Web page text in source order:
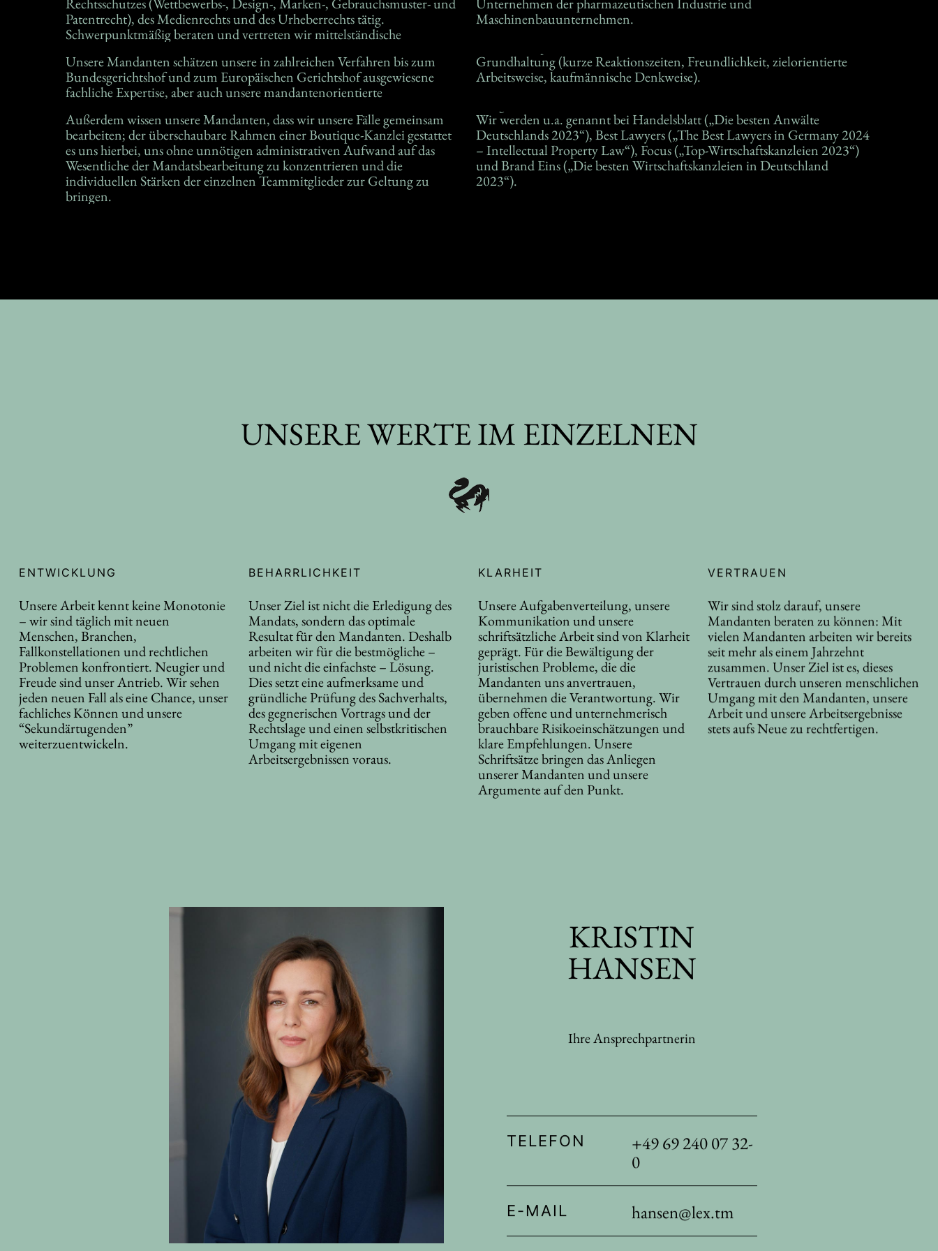
Patentrecht), des Medienrechts und des Urheberrechts tätig.
Schwerpunktmäßig beraten und vertreten wir mittelständische
Maschinenbauunternehmen.
Unsere Mandanten schätzen unsere in zahlreichen Verfahren bis zum
Bundesgerichtshof und zum Europäischen Gerichtshof ausgewiesene
fachliche Expertise, aber auch unsere mandantenorientierte
Grundhaltung (kurze Reaktionszeiten, Freundlichkeit, zielorientierte
Arbeitsweise, kaufmännische Denkweise).
Außerdem wissen unsere Mandanten, dass wir unsere Fälle gemeinsam
bearbeiten; der überschaubare Rahmen einer Boutique-Kanzlei gestattet
es uns hierbei, uns ohne unnötigen administrativen Aufwand auf das
Wesentliche der Mandatsbearbeitung zu konzentrieren und die
individuellen Stärken der einzelnen Teammitglieder zur Geltung zu
bringen.
Wir werden u.a. genannt bei Handelsblatt („Die besten Anwälte
Deutschlands 2023“), Best Lawyers („The Best Lawyers in Germany 2024
– Intellectual Property Law“), Focus („Top-Wirtschaftskanzleien 2023“)
und Brand Eins („Die besten Wirtschaftskanzleien in Deutschland
2023“).
UNSERE WERTE IM EINZELNEN
ENTWICKLUNG
Unsere Arbeit kennt keine Monotonie
– wir sind täglich mit neuen
Menschen, Branchen,
Fallkonstellationen und rechtlichen
Problemen konfrontiert. Neugier und
Freude sind unser Antrieb. Wir sehen
jeden neuen Fall als eine Chance, unser
fachliches Können und unsere
“Sekundärtugenden”
weiterzuentwickeln.
BEHARRLICHKEIT
Unser Ziel ist nicht die Erledigung des
Mandats, sondern das optimale
Resultat für den Mandanten. Deshalb
arbeiten wir für die bestmögliche –
und nicht die einfachste – Lösung.
Dies setzt eine aufmerksame und
gründliche Prüfung des Sachverhalts,
des gegnerischen Vortrags und der
Rechtslage und einen selbstkritischen
Umgang mit eigenen
Arbeitsergebnissen voraus.
KLARHEIT
Unsere Aufgabenverteilung, unsere
Kommunikation und unsere
schriftsätzliche Arbeit sind von Klarheit
geprägt. Für die Bewältigung der
juristischen Probleme, die die
Mandanten uns anvertrauen,
übernehmen die Verantwortung. Wir
geben offene und unternehmerisch
brauchbare Risikoeinschätzungen und
klare Empfehlungen. Unsere
Schriftsätze bringen das Anliegen
unserer Mandanten und unsere
Argumente auf den Punkt.
VERTRAUEN
Wir sind stolz darauf, unsere
Mandanten beraten zu können: Mit
vielen Mandanten arbeiten wir bereits
seit mehr als einem Jahrzehnt
zusammen. Unser Ziel ist es, dieses
Vertrauen durch unseren menschlichen
Umgang mit den Mandanten, unsere
Arbeit und unsere Arbeitsergebnisse
stets aufs Neue zu rechtfertigen.
KRISTIN
HANSEN
Ihre Ansprechpartnerin
TELEFON
+49 69 240 07 32-
0
E-MAIL hansen@lex.tm